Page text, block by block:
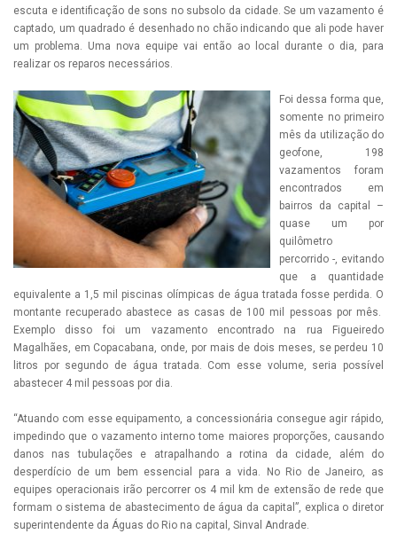
escuta e identificação de sons no subsolo da cidade. Se um vazamento é
captado, um quadrado é desenhado no chão indicando que ali pode haver
um problema. Uma nova equipe vai então ao local durante o dia, para
realizar os reparos necessários.
Foi dessa forma que,
somente no primeiro
mês da utilização do
geofone, 198
vazamentos foram
encontrados em
bairros da capital –
quase um por
quilômetro
percorrido -, evitando
que a quantidade
equivalente a 1,5 mil piscinas olímpicas de água tratada fosse perdida. O
montante recuperado abastece as casas de 100 mil pessoas por mês.
Exemplo disso foi um vazamento encontrado na rua Figueiredo
Magalhães, em Copacabana, onde, por mais de dois meses, se perdeu 10
litros por segundo de água tratada. Com esse volume, seria possível
abastecer 4 mil pessoas por dia.
“Atuando com esse equipamento, a concessionária consegue agir rápido,
impedindo que o vazamento interno tome maiores proporções, causando
danos nas tubulações e atrapalhando a rotina da cidade, além do
desperdício de um bem essencial para a vida. No Rio de Janeiro, as
equipes operacionais irão percorrer os 4 mil km de extensão de rede que
formam o sistema de abastecimento de água da capital”, explica o diretor
superintendente da Águas do Rio na capital, Sinval Andrade.